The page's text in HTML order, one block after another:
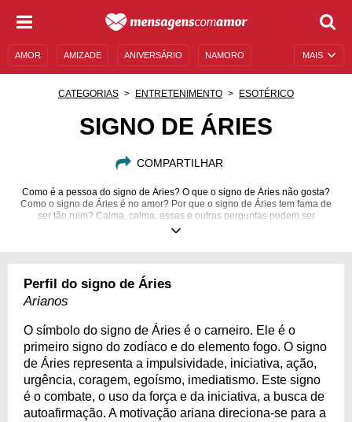
MAIS
AMOR AMIZADE ANIVERSÁRIO NAMORO
DESCULPAS
CATEGORIAS ENTRETENIMENTO ESOTÉRICO
SIGNO DE ÁRIES
COMPARTILHAR
Como é a pessoa do signo de Áries? O que o signo de Áries não gosta?
Como o signo de Áries é no amor? Por que o signo de Áries tem fama de
ser tão ruim? Calma, calma, essas e outras perguntas podem ser
respondidas quando olhamos para o perfil do signo aliado à outras
independência, ação, coragem, pioneirismo e liderança. Fique por dentro
da personalidade dos arianos, pessoas impulsivas e corajosas. Veja o
Perfil do signo de Áries
Arianos
O símbolo do signo de Áries é o carneiro. Ele é o
primeiro signo do zodíaco e do elemento fogo. O signo
de Áries representa a impulsividade, iniciativa, ação,
urgência, coragem, egoísmo, imediatismo. Este signo
é o combate, o uso da força e da iniciativa, a busca de
autoafirmação. A motivação ariana direciona-se para a